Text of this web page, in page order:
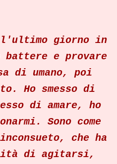
giorno in
e provare
di umano, poi
Ho smesso di
di amare, ho
Sono come
che ha
di agitarsi,